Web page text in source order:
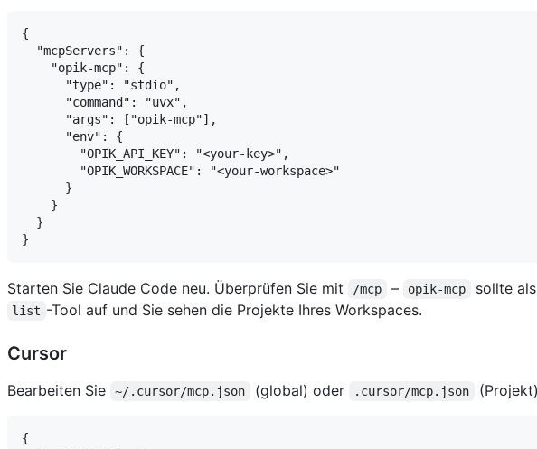
{
  "mcpServers": {
    "opik-mcp": {
      "type": "stdio",
      "command": "uvx",
      "args": ["opik-mcp"],
      "env": {
        "OPIK_API_KEY": "<your-key>",
        "OPIK_WORKSPACE": "<your-workspace>"
      }
    }
  }
Starten Sie Claude Code neu. Überprüfen Sie mit /mcp – opik-mcp sollte
list -Tool auf und Sie sehen die Projekte Ihres Workspaces.
Cursor
Bearbeiten Sie ~/.cursor/mcp.json (global) oder .cursor/mcp.json
{